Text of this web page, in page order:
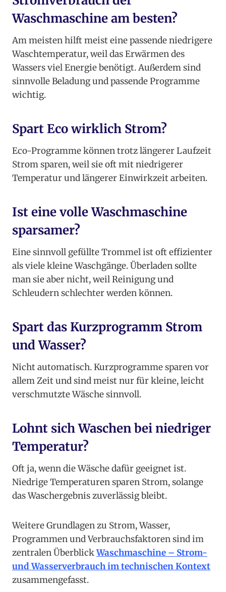
Waschmaschine am besten?
Am meisten hilft meist eine passende niedrigere
Waschtemperatur, weil das Erwärmen des
Wassers viel Energie benötigt. Außerdem sind
sinnvolle Beladung und passende Programme
wichtig.
Spart Eco wirklich Strom?
Eco-Programme können trotz längerer Laufzeit
Strom sparen, weil sie oft mit niedrigerer
Temperatur und längerer Einwirkzeit arbeiten.
Ist eine volle Waschmaschine
sparsamer?
Eine sinnvoll gefüllte Trommel ist oft effizienter
als viele kleine Waschgänge. Überladen sollte
man sie aber nicht, weil Reinigung und
Schleudern schlechter werden können.
Spart das Kurzprogramm Strom
und Wasser?
Nicht automatisch. Kurzprogramme sparen vor
allem Zeit und sind meist nur für kleine, leicht
verschmutzte Wäsche sinnvoll.
Lohnt sich Waschen bei niedriger
Temperatur?
Oft ja, wenn die Wäsche dafür geeignet ist.
Niedrige Temperaturen sparen Strom, solange
das Waschergebnis zuverlässig bleibt.
Weitere Grundlagen zu Strom, Wasser,
Programmen und Verbrauchsfaktoren sind im
zentralen ÜberblickWaschmaschine – Strom-
und Wasserverbrauch im technischen Kontext
zusammengefasst.